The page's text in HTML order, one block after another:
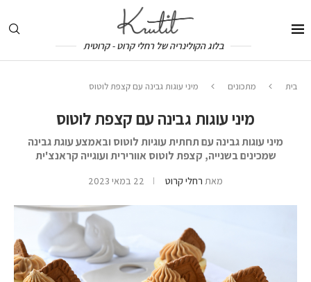
בלוג הקולינריה של רחלי קרוט - קרוטית
בית מתכונים מיני עוגות גבינה עם קצפת לוטוס
מיני עוגות גבינה עם קצפת לוטוס
מיני עוגות גבינה עם תחתית עוגיות לוטוס ובאמצע עוגת גבינה
שמכינים בשנייה, קצפת לוטוס אוורירית ועוגייה קראנצ'ית
מאת רחלי קרוט 22 במאי 2023